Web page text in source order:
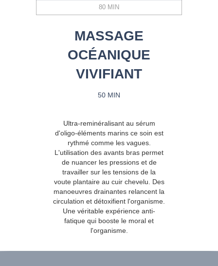
80 MIN
MASSAGE
OCÉANIQUE
VIVIFIANT
50 MIN
Ultra-reminéralisant au sérum
d'oligo-éléments marins ce soin est
rythmé comme les vagues.
L'utilisation des avants bras permet
de nuancer les pressions et de
travailler sur les tensions de la
voute plantaire au cuir chevelu. Des
manoeuvres drainantes relancent la
circulation et détoxifient l'organisme.
Une véritable expérience anti-
fatique qui booste le moral et
l'organisme.